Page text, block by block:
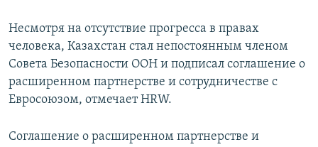
Несмотря на отсутствие прогресса в правах
человека, Казахстан стал непостоянным членом
Совета Безопасности ООН и подписал соглашение о
расширенном партнерстве и сотрудничестве с
Евросоюзом, отмечает HRW.
Соглашение о расширенном партнерстве и